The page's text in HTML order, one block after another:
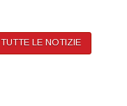
TUTTE LE NOTIZIE